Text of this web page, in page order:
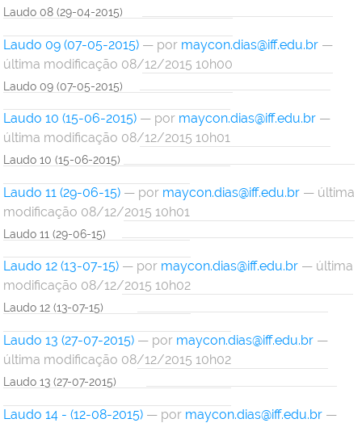
Laudo 08 (29-04-2015)
Laudo 09 (07-05-2015) — por maycon.dias@iff.edu.br —
última modificação 08/12/2015 10h00
Laudo 09 (07-05-2015)
Laudo 10 (15-06-2015) — por maycon.dias@iff.edu.br —
última modificação 08/12/2015 10h01
Laudo 10 (15-06-2015)
Laudo 11 (29-06-15) — por maycon.dias@iff.edu.br — última
modificação 08/12/2015 10h01
Laudo 11 (29-06-15)
Laudo 12 (13-07-15) — por maycon.dias@iff.edu.br — última
modificação 08/12/2015 10h02
Laudo 12 (13-07-15)
Laudo 13 (27-07-2015) — por maycon.dias@iff.edu.br —
última modificação 08/12/2015 10h02
Laudo 13 (27-07-2015)
Laudo 14 - (12-08-2015) — por maycon.dias@iff.edu.br —